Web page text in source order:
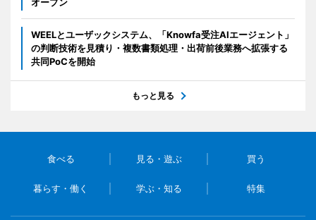
WEELとユーザックシステム、「Knowfa受注AIエージェント」
の判断技術を見積り・複数書類処理・出荷前後業務へ拡張する
共同PoCを開始
もっと見る
食べる 見る・遊ぶ 買う
暮らす・働く 学ぶ・知る 特集